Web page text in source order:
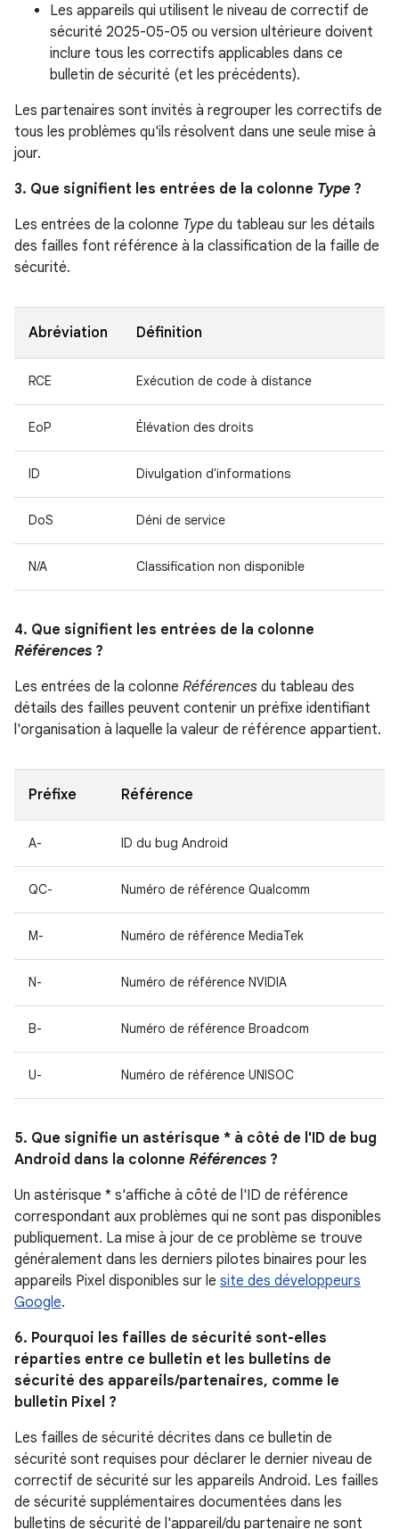
Les appareils qui utilisent le niveau de correctif de
sécurité 2025-05-05 ou version ultérieure doivent
inclure tous les correctifs applicables dans ce
bulletin de sécurité (et les précédents).
Les partenaires sont invités à regrouper les correctifs de
tous les problèmes qu'ils résolvent dans une seule mise à
jour.
3. Que signifient les entrées de la colonne Type ?
Les entrées de la colonne Type du tableau sur les détails
des failles font référence à la classification de la faille de
sécurité.
Abréviation Définition
RCE Exécution de code à distance
EoP Élévation des droits
ID Divulgation d'informations
DoS Déni de service
N/A Classification non disponible
4. Que signifient les entrées de la colonne
Références ?
Les entrées de la colonne Références du tableau des
détails des failles peuvent contenir un préfixe identifiant
l'organisation à laquelle la valeur de référence appartient.
Préfixe Référence
A- ID du bug Android
QC- Numéro de référence Qualcomm
M- Numéro de référence MediaTek
N- Numéro de référence NVIDIA
B- Numéro de référence Broadcom
U- Numéro de référence UNISOC
5. Que signifie un astérisque * à côté de l'ID de bug
Android dans la colonne Références ?
Un astérisque * s'affiche à côté de l'ID de référence
correspondant aux problèmes qui ne sont pas disponibles
publiquement. La mise à jour de ce problème se trouve
généralement dans les derniers pilotes binaires pour les
appareils Pixel disponibles sur le site des développeurs
Google.
6. Pourquoi les failles de sécurité sont-elles
réparties entre ce bulletin et les bulletins de
sécurité des appareils/partenaires, comme le
bulletin Pixel ?
Les failles de sécurité décrites dans ce bulletin de
sécurité sont requises pour déclarer le dernier niveau de
correctif de sécurité sur les appareils Android. Les failles
de sécurité supplémentaires documentées dans les
bulletins de sécurité de l'appareil/du partenaire ne sont